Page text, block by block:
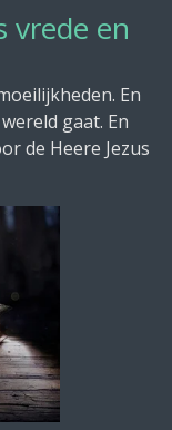
vrede en
En
gaat. En
de Heere Jezus